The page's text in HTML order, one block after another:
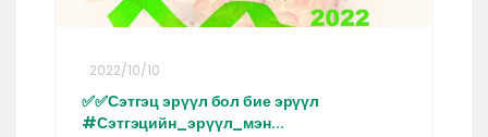
2022/10/10
✅✅Сэтгэц эрүүл бол бие эрүүл
#Сэтгэцийн_эрүүл_мэн...